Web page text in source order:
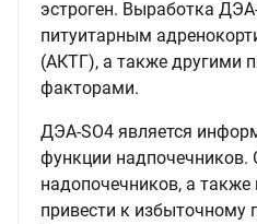
эстроген. Выработка
питуитарным
(АКТГ), а также другими
факторами.
ДЭА-SO4 является
функции надпочечников.
надопочечников, а также
привести к избыточному